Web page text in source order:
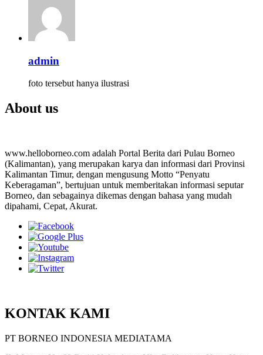
admin
foto tersebut hanya ilustrasi
About us
www.helloborneo.com adalah Portal Berita dari Pulau Borneo
(Kalimantan), yang merupakan karya dan informasi dari Provinsi
Kalimantan Timur, dengan mengusung Motto “Penyatu
Keberagaman”, bertujuan untuk memberitakan informasi seputar
Borneo, dan sebagainya dikemas dengan bahasa yang mudah
dipahami, Cepat, Akurat.
KONTAK KAMI
PT BORNEO INDONESIA MEDIATAMA